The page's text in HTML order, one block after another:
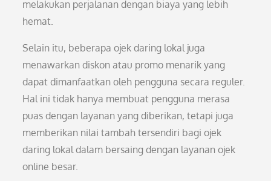
melakukan perjalanan dengan biaya yang lebih
hemat.
Selain itu, beberapa ojek daring lokal juga
menawarkan diskon atau promo menarik yang
dapat dimanfaatkan oleh pengguna secara reguler.
Hal ini tidak hanya membuat pengguna merasa
puas dengan layanan yang diberikan, tetapi juga
memberikan nilai tambah tersendiri bagi ojek
daring lokal dalam bersaing dengan layanan ojek
online besar.